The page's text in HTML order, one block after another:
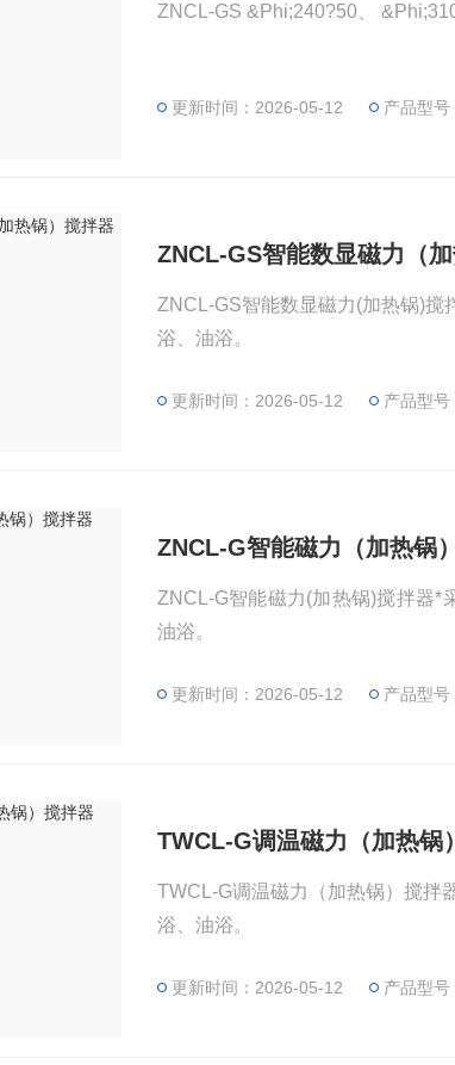
ZNCL-GS &Phi;240?50、
更新时间：2026-05-12 产品型号：ZNCL-
ZNCL-GS智能数显磁力（
ZNCL-GS智能数显磁力(加热锅)搅
浴、油浴。
更新时间：2026-05-12 产品型
ZNCL-G智能磁力（加热锅
ZNCL-G智能磁力(加热锅)搅拌器*
油浴。
更新时间：2026-05-12 产品型
TWCL-G调温磁力（加热锅
TWCL-G调温磁力（加热锅）搅拌
浴、油浴。
更新时间：2026-05-12 产品型